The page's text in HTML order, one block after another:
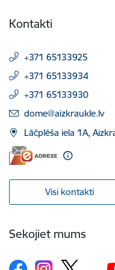
Kontakti
+371 65133925
+371 65133934
+371 65133930
E-pasts:
dome@aizkraukle.lv
Lāčplēša iela 1A,
Visi kontakti
Sekojiet mums